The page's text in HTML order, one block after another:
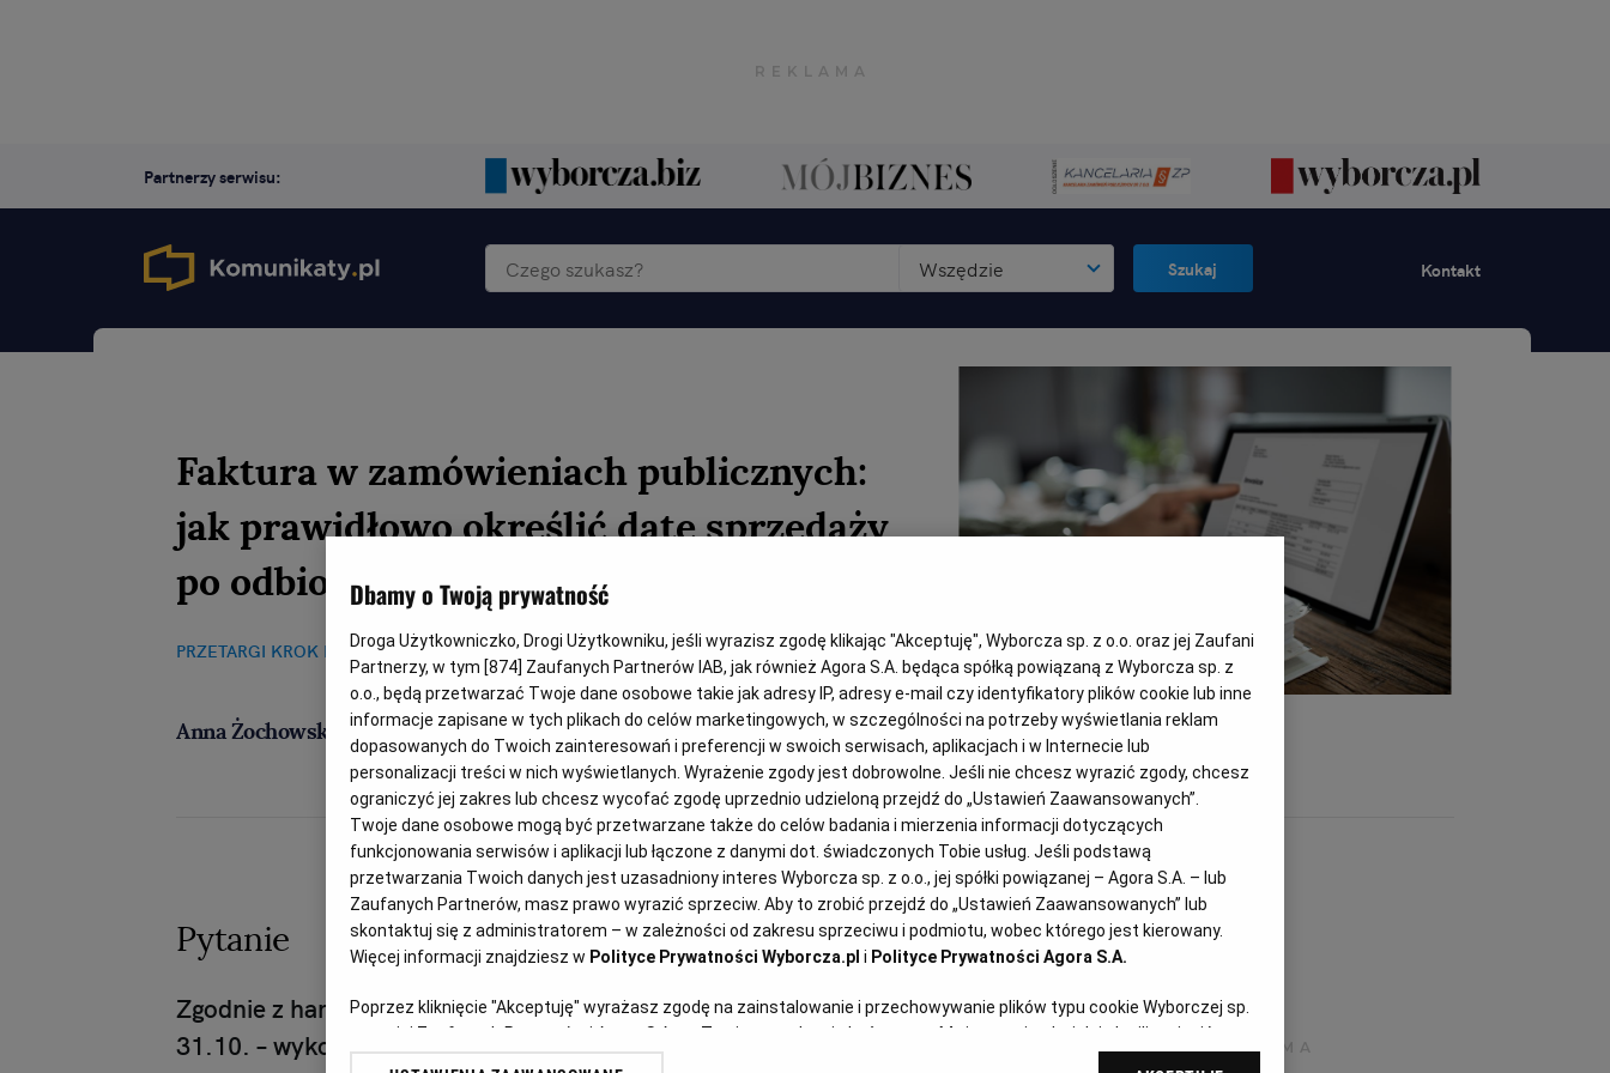
Partnerzy serwisu:
Wszędzie Szukaj Kontakt
Faktura w zamówieniach publicznych:
jak prawidłowo określić datę sprzedaży
po odbiorze częściowym robót
PRZETARGI KROK PO KROKU 05.12.2024, 11:30
Anna Żochowska
(Fot. Shutterstock)
Pytanie
Zgodnie z harmonogramem wykonawca miał wykonać część robót do
31.10. – wykonał należycie i wpisem do dziennika budowy zgłosił
Dbamy o Twoją prywatność
Droga Użytkowniczko, Drogi Użytkowniku, jeśli wyrazisz zgodę klikając "Akceptuję", Wyborcza sp. z o.o. oraz jej Zaufani
Partnerzy, w tym [874] Zaufanych Partnerów IAB, jak również Agora S.A. będąca spółką powiązaną z Wyborcza sp. z
o.o., będą przetwarzać Twoje dane osobowe takie jak adresy IP, adresy e-mail czy identyfikatory plików cookie lub inne
informacje zapisane w tych plikach do celów marketingowych, w szczególności na potrzeby wyświetlania reklam
dopasowanych do Twoich zainteresowań i preferencji w swoich serwisach, aplikacjach i w Internecie lub
personalizacji treści w nich wyświetlanych. Wyrażenie zgody jest dobrowolne. Jeśli nie chcesz wyrazić zgody, chcesz
ograniczyć jej zakres lub chcesz wycofać zgodę uprzednio udzieloną przejdź do „Ustawień Zaawansowanych”.
Twoje dane osobowe mogą być przetwarzane także do celów badania i mierzenia informacji dotyczących
funkcjonowania serwisów i aplikacji lub łączone z danymi dot. świadczonych Tobie usług. Jeśli podstawą
przetwarzania Twoich danych jest uzasadniony interes Wyborcza sp. z o.o., jej spółki powiązanej – Agora S.A. – lub
Zaufanych Partnerów, masz prawo wyrazić sprzeciw. Aby to zrobić przejdź do „Ustawień Zaawansowanych” lub
skontaktuj się z administratorem – w zależności od zakresu sprzeciwu i podmiotu, wobec którego jest kierowany.
Więcej informacji znajdziesz w Polityce Prywatności Wyborcza.pl i Polityce Prywatności Agora S.A.
Poprzez kliknięcie "Akceptuję" wyrażasz zgodę na zainstalowanie i przechowywanie plików typu cookie Wyborczej sp.
z o. o. jej Zaufanych Partnerów i Agora S.A. na Twoim urządzeniu końcowym. Możesz też w każdej chwili zmienić
swoje preferencje dot. plików cookie, ponownie wywołując narzędzie do zarządzania Twoimi preferencjami dot.